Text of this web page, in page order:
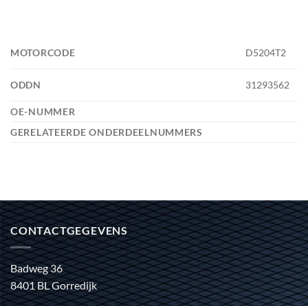
MOTORCODE D5204T2
ODDN 31293562
OE-NUMMER
GERELATEERDE ONDERDEELNUMMERS
CONTACTGEGEVENS
Badweg 36
8401 BL Gorredijk